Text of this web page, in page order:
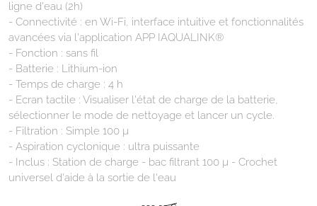
ligne d'eau (2h)
- Connectivité : en Wi-Fi, interface intuitive et fonctionnalités
avancées via l'application APP IAQUALINK®
- Fonction : sans fil
- Batterie : Lithium-ion
- Temps de charge : 4 h
- Ecran tactile : Visualiser l'état de charge de la batterie,
sélectionner le mode de nettoyage et lancer un cycle.
- Filtration : Simple 100 µ
- Aspiration cyclonique : ultra puissante
- Inclus : Station de charge - bac filtrant 100 µ - Crochet
universel d'aide à la sortie de l'eau